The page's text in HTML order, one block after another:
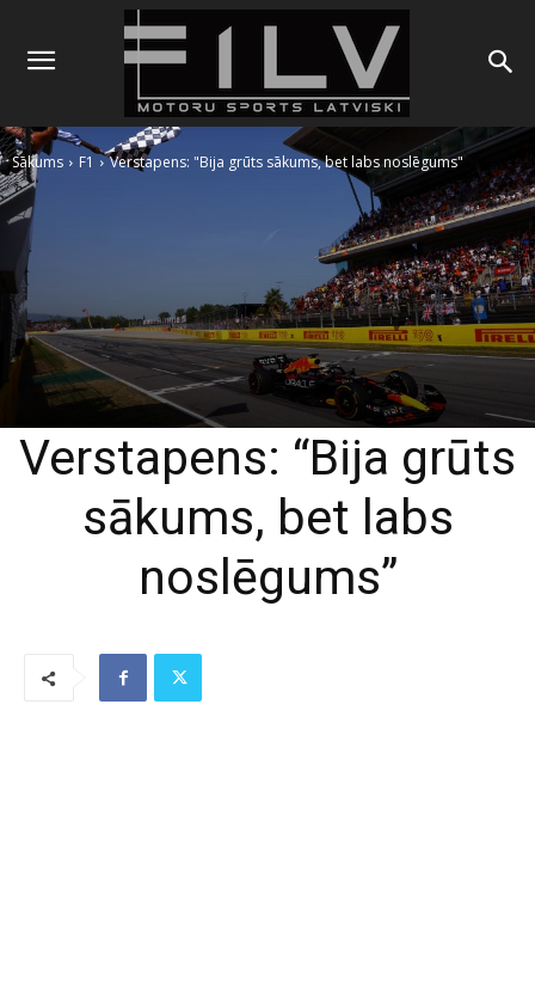
Sākums F1 Verstapens: "Bija grūts sākums, bet labs noslēgums"
Verstapens: “Bija grūts
sākums, bet labs
noslēgums”